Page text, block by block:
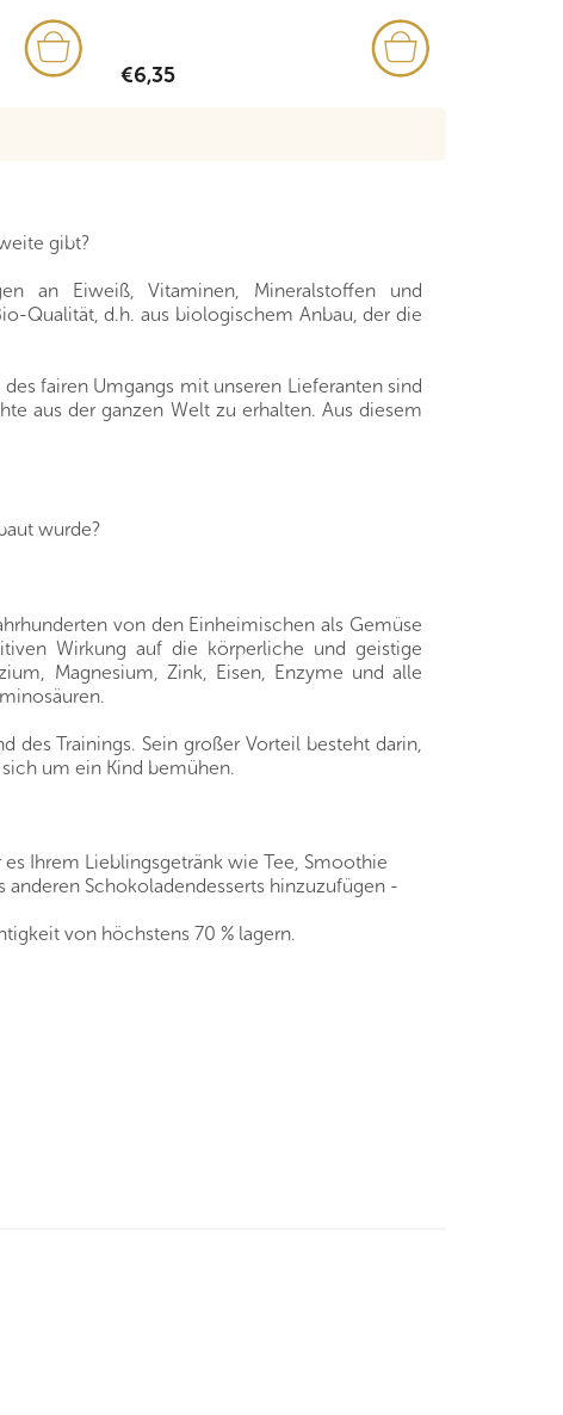
€6,35
gibt?
an Eiweiß, Vitaminen, Mineralstoffen und
Qualität, d.h. aus biologischem Anbau, der die
fairen Umgangs mit unseren Lieferanten sind
aus der ganzen Welt zu erhalten. Aus diesem
wurde?
von den Einheimischen als Gemüse
Wirkung auf die körperliche und geistige
Magnesium, Zink, Eisen, Enzyme und alle
des Trainings. Sein großer Vorteil besteht darin,
um ein Kind bemühen.
Ihrem Lieblingsgetränk wie Tee, Smoothie
Schokoladendesserts hinzuzufügen -
von höchstens 70 % lagern.